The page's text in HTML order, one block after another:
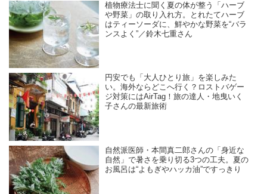
植物療法士に聞く夏の体が整う「ハーブ
や野菜」の取り入れ方。とれたてハーブ
はティーソーダに、鮮やかな野菜を“バラ
ンスよく”／鈴木七重さん
円安でも「大人ひとり旅」を楽しみた
い。海外ならどこへ行く？ロストバゲー
ジ対策にはAirTag！旅の達人・地曳いく
子さんの最新旅術
自然派医師・本間真二郎さんの「身近な
自然」で暑さを乗り切る3つの工夫。夏の
お風呂は“よもぎやハッカ油”ですっきり